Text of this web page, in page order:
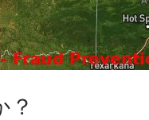
？